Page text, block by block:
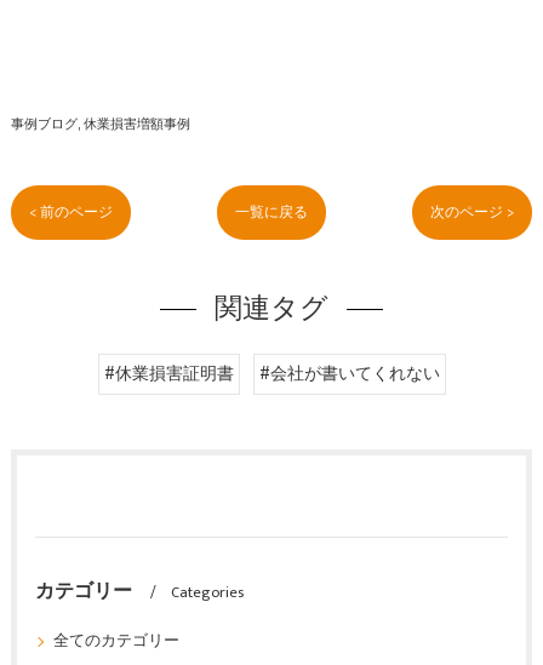
事例ブログ 休業損害増額事例
< 前のページ 一覧に戻る 次のページ >
関連タグ
#休業損害証明書 #会社が書いてくれない
カテゴリー
Categories
全てのカテゴリー